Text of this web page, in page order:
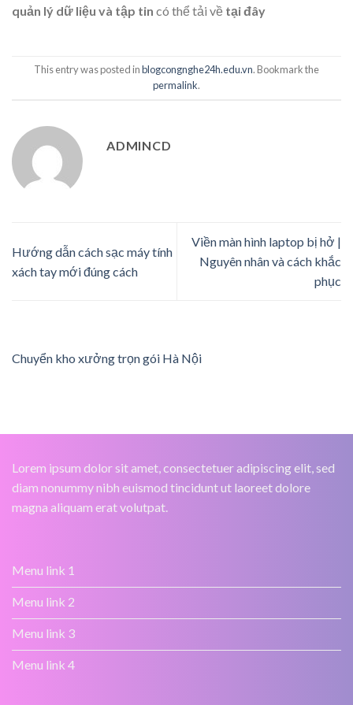
quản lý dữ liệu và tập tin có thể tải về tại đây
This entry was posted inblogcongnghe24h.edu.vn. Bookmark the
permalink.
ADMINCD
Hướng dẫn cách sạc máy tính
xách tay mới đúng cách
Viền màn hình laptop bị hở |
Nguyên nhân và cách khắc
phục
Chuyển kho xưởng trọn gói Hà Nội
Lorem ipsum dolor sit amet, consectetuer adipiscing elit, sed
diam nonummy nibh euismod tincidunt ut laoreet dolore
magna aliquam erat volutpat.
Menu link 1
Menu link 2
Menu link 3
Menu link 4